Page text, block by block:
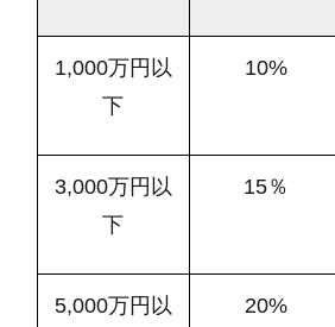
1,000万円以
下
10%
3,000万円以
下
15％
5,000万円以
20%